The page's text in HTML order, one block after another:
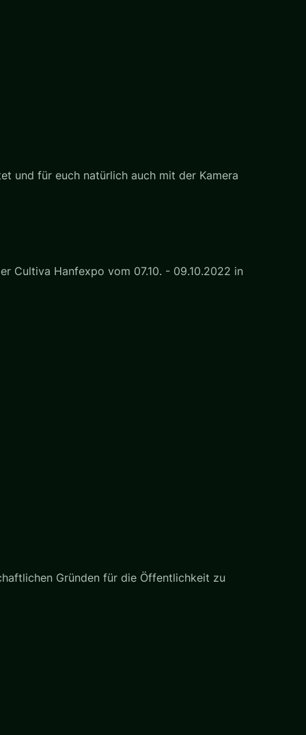
und für euch natürlich auch mit der Kamera
Cultiva Hanfexpo vom 07.10. - 09.10.2022 in
Gründen für die Öffentlichkeit zu